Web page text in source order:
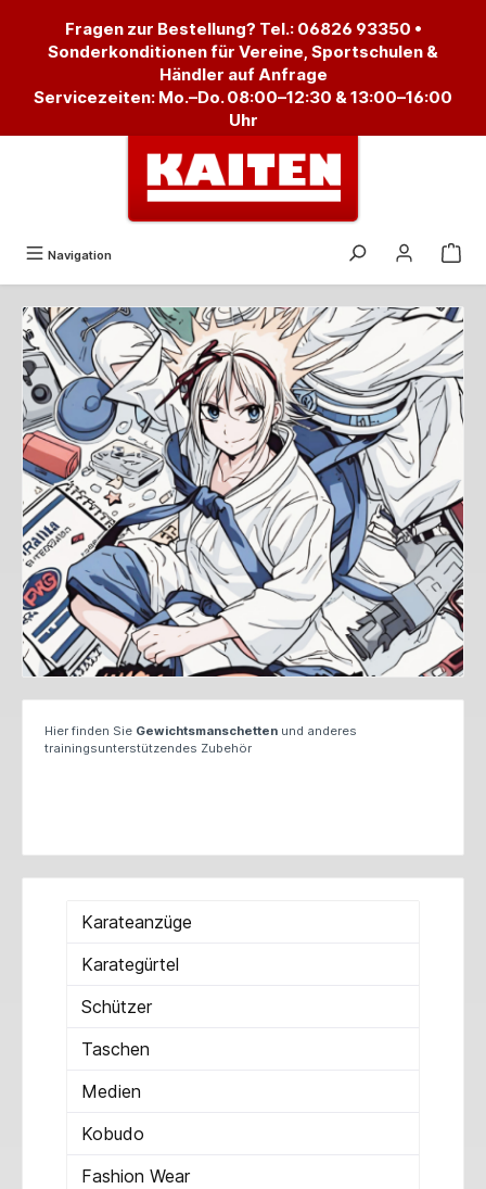
Fragen zur Bestellung? Tel.: 06826 93350 •
Sonderkonditionen für Vereine, Sportschulen &
Händler auf Anfrage
Servicezeiten: Mo.–Do. 08:00–12:30 & 13:00–16:00
Uhr
Navigation
Hier finden Sie Gewichtsmanschetten und anderes
trainingsunterstützendes Zubehör
Karateanzüge
Karategürtel
Schützer
Taschen
Medien
Kobudo
Fashion Wear